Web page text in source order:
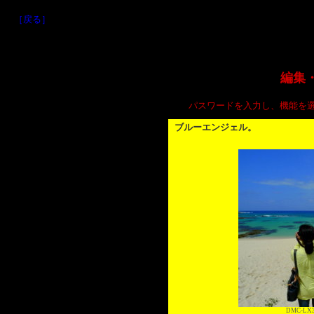
［戻る］
編集
パスワードを入力し、機能を
ブルーエンジェル。
DMC-